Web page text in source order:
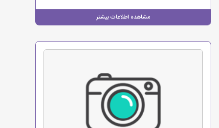
مشاهده اطلاعات بیشتر